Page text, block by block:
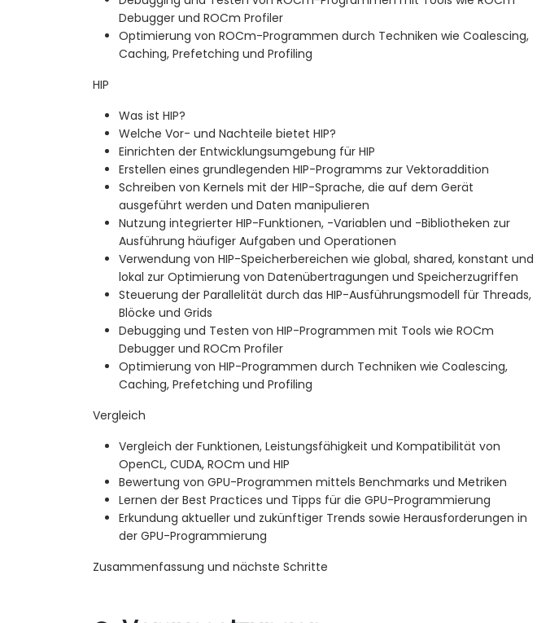
Debugger und ROCm Profiler
Optimierung von ROCm-Programmen durch Techniken wie Coalescing,
Caching, Prefetching und Profiling
HIP
Was ist HIP?
Welche Vor- und Nachteile bietet HIP?
Einrichten der Entwicklungsumgebung für HIP
Erstellen eines grundlegenden HIP-Programms zur Vektoraddition
Schreiben von Kernels mit der HIP-Sprache, die auf dem Gerät
ausgeführt werden und Daten manipulieren
Nutzung integrierter HIP-Funktionen, -Variablen und -Bibliotheken zur
Ausführung häufiger Aufgaben und Operationen
Verwendung von HIP-Speicherbereichen wie global, shared, konstant und
lokal zur Optimierung von Datenübertragungen und Speicherzugriffen
Steuerung der Parallelität durch das HIP-Ausführungsmodell für Threads,
Blöcke und Grids
Debugging und Testen von HIP-Programmen mit Tools wie ROCm
Debugger und ROCm Profiler
Optimierung von HIP-Programmen durch Techniken wie Coalescing,
Caching, Prefetching und Profiling
Vergleich
Vergleich der Funktionen, Leistungsfähigkeit und Kompatibilität von
OpenCL, CUDA, ROCm und HIP
Bewertung von GPU-Programmen mittels Benchmarks und Metriken
Lernen der Best Practices und Tipps für die GPU-Programmierung
Erkundung aktueller und zukünftiger Trends sowie Herausforderungen in
der GPU-Programmierung
Zusammenfassung und nächste Schritte